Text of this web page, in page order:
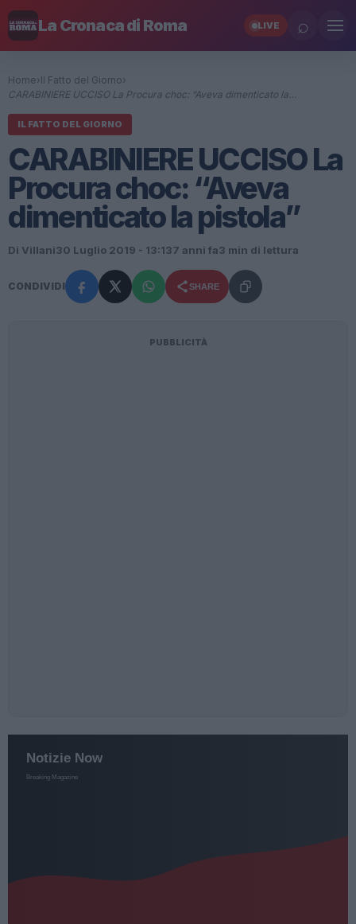
La Cronaca di Roma LIVE ⌕
Home› Il Fatto del Giorno›
CARABINIERE UCCISO La Procura choc: “Aveva dimenticato la…
IL FATTO DEL GIORNO
CARABINIERE UCCISO La
Procura choc: “Aveva
dimenticato la pistola”
Di Villani30 Luglio 2019 - 13:137 anni fa3 min di lettura
CONDIVIDI SHARE
PUBBLICITÀ